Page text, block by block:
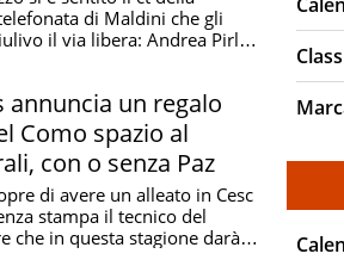
di Maldini che gli
il via libera: Andrea Pirlo
annuncia un regalo
Como spazio al
con o senza Paz
di avere un alleato in Cesc
stampa il tecnico del
che in questa stagione darà